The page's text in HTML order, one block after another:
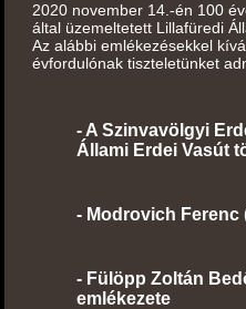
2020 november 14.-én 100
által üzemeltetett Lillafüredi
Az alábbi emlékezésekkel
évfordulónak tiszteletünket
- A Szinvavölgyi
Állami Erdei Vasút
- Modrovich Ferenc
- Fülöpp Zoltán
emlékezete